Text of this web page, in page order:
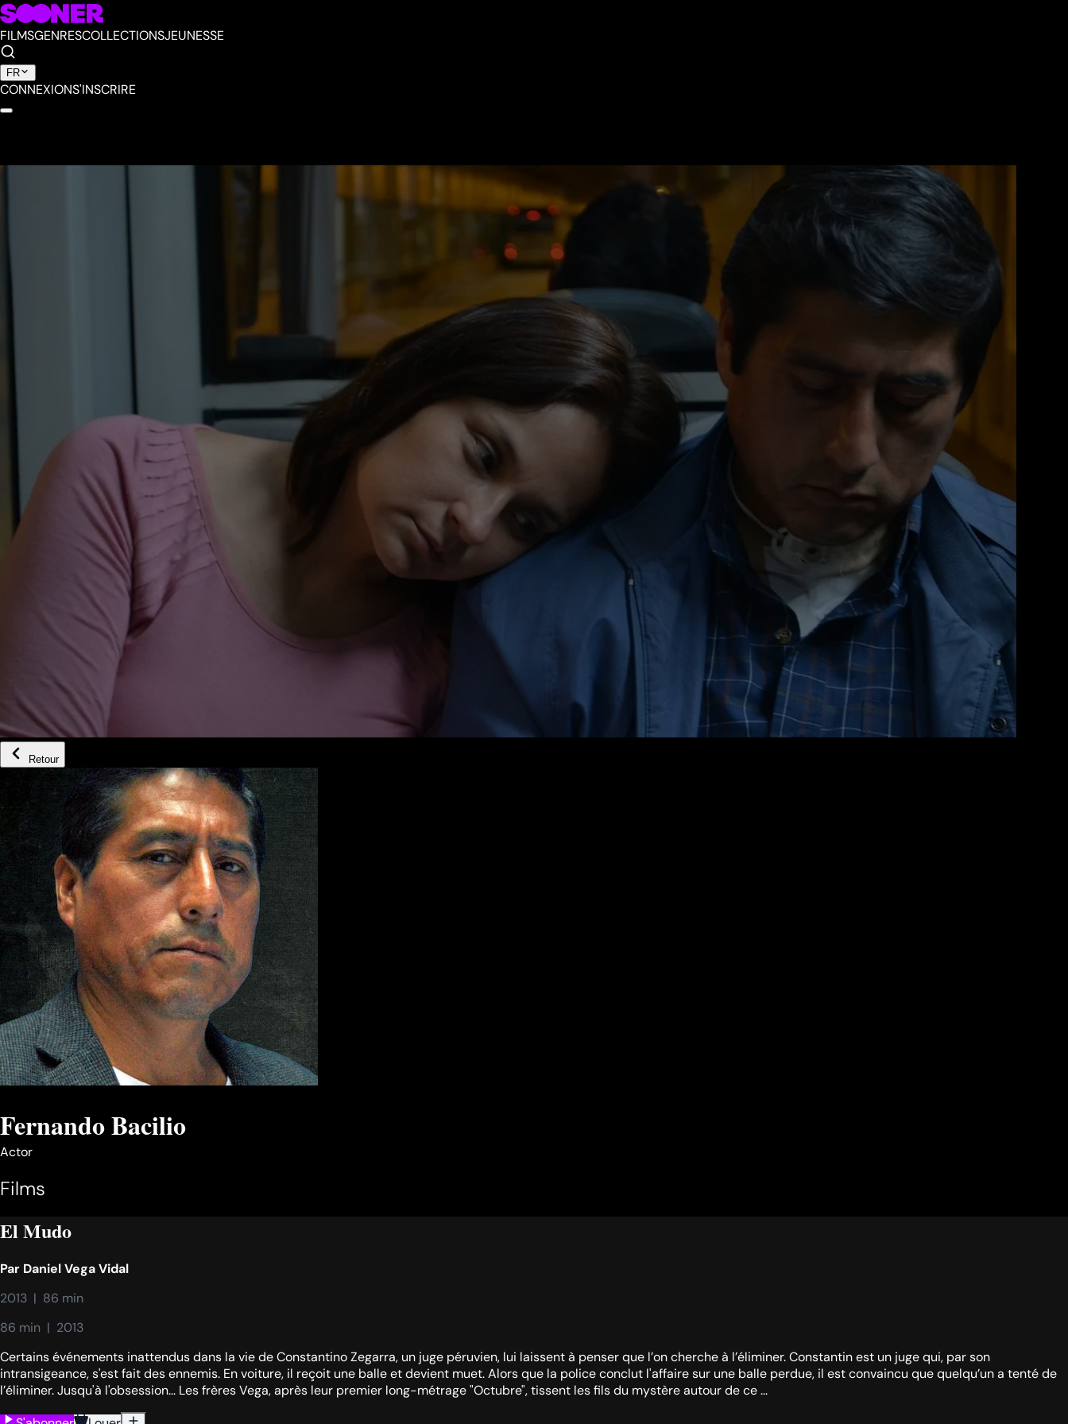
FILMSGENRESCOLLECTIONSJEUNESSE
FR
CONNEXIONS'INSCRIRE
Retour
Fernando Bacilio
Actor
Films
El Mudo
Par Daniel Vega Vidal
2013  |  86 min
86 min  |  2013
Certains événements inattendus dans la vie de Constantino Zegarra, un juge péruvien, lui laissent à penser que l’on cherche à l’éliminer. Constantin est un juge qui, par son
intransigeance, s'est fait des ennemis. En voiture, il reçoit une balle et devient muet. Alors que la police conclut l'affaire sur une balle perdue, il est convaincu que quelqu’un a tenté de
l’éliminer. Jusqu'à l'obsession... Les frères Vega, après leur premier long-métrage "Octubre", tissent les fils du mystère autour de ce ...